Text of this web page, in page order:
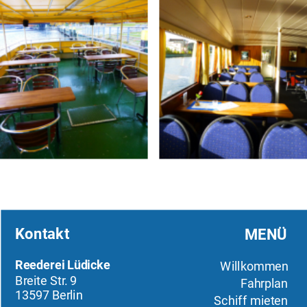
MENÜ
Willkommen
Fahrplan
Schiff mieten
Kontakt
Reederei Lüdicke
Breite Str. 9
13597 Berlin